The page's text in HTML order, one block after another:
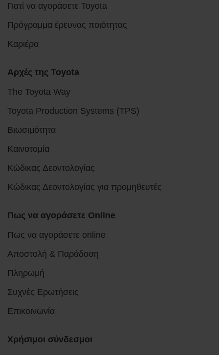
Γιατί να αγοράσετε Toyota
Πρόγραμμα έρευνας ποιότητας
Καριέρα
Αρχές της Toyota
The Toyota Way
Toyota Production Systems (TPS)
Βιωσιμότητα
Καινοτομία
Κώδικας Δεοντολογίας
Κώδικας Δεοντολογίας για προμηθευτές
Πως να αγοράσετε Online
Πως να αγοράσετε online
Αποστολή & Παράδοση
Πληρωμή
Συχνές Ερωτήσεις
Επικοινωνία
Χρήσιμοι σύνδεσμοι